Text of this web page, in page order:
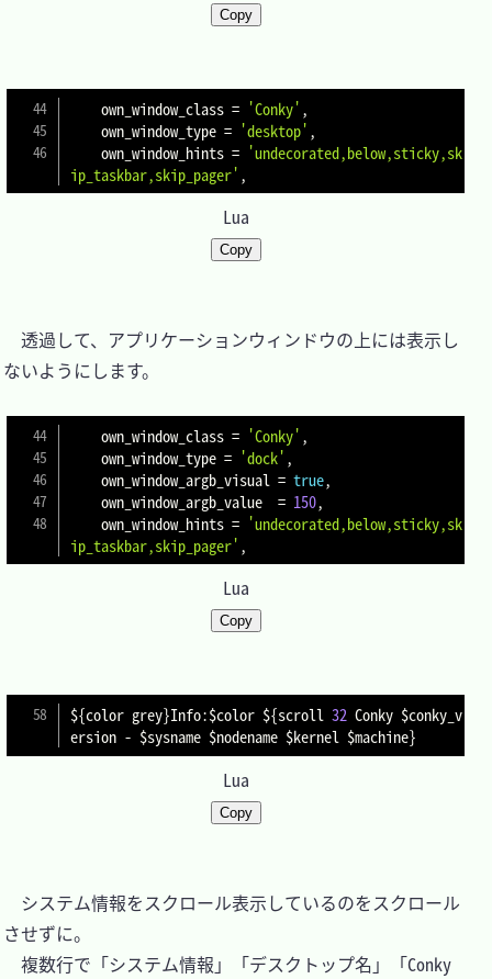
Copy
own_window_class = 'Conky',
    own_window_type
= 'desktop',
    own_window_hints
= 'undecorated,below,sticky,sk
ip_taskbar,skip_pager',
Lua
Copy
透過して、アプリケーションウィンドウの上には表示し
ないようにします。
own_window_class = 'Conky',
    own_window_type
= 'dock',
    own_window_argb_visual
= true,
    own_window_argb_value
= 150,
    own_window_hints
= 'undecorated,below,sticky,sk
ip_taskbar,skip_pager',
Lua
Copy
${color grey}Info:$color ${scroll 32 Conky $conky_v
ersion - $sysname $nodename $kernel $machine}
Lua
Copy
システム情報をスクロール表示しているのをスクロール
させずに。
複数行で「システム情報」「デスクトップ名」「Conky